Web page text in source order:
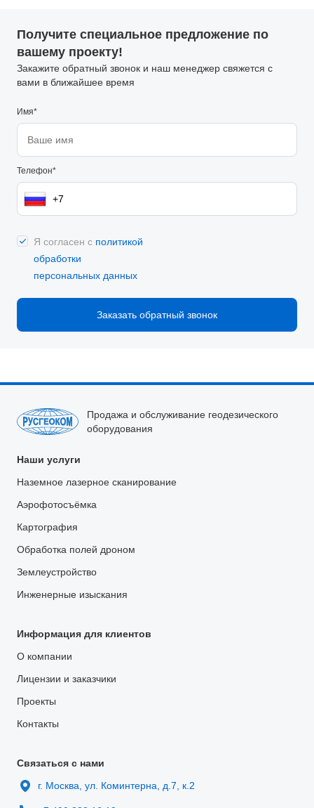
Получите специальное предложение по
вашему проекту!
Закажите обратный звонок и наш менеджер свяжется с
вами в ближайшее время
Имя*
Телефон*
Я согласен с политикой
обработки
персональных данных
Заказать обратный звонок
Продажа и обслуживание геодезического
оборудования
Наши услуги
Наземное лазерное сканирование
Аэрофотосъёмка
Инженерные изыскания
Картография
Обработка полей дроном
Землеустройство
Информация для клиентов
О компании
Лицензии и заказчики
Проекты
Контакты
Связаться с нами
г. Москва, ул. Коминтерна, д.7, к.2